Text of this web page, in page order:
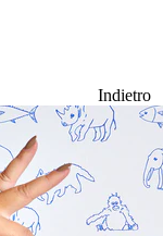
Indietro